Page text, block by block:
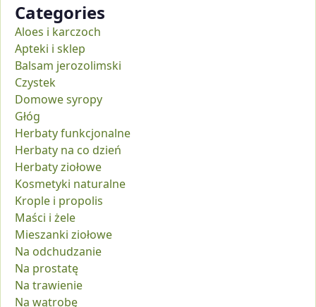
Categories
Aloes i karczoch
Apteki i sklep
Balsam jerozolimski
Czystek
Domowe syropy
Głóg
Herbaty funkcjonalne
Herbaty na co dzień
Herbaty ziołowe
Kosmetyki naturalne
Krople i propolis
Maści i żele
Mieszanki ziołowe
Na odchudzanie
Na prostatę
Na trawienie
Na wątrobę